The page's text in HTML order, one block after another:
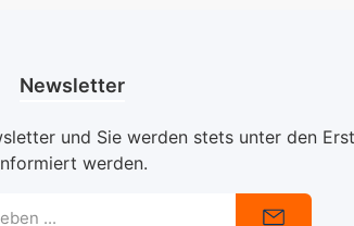
Newsletter
und Sie werden stets unter den
werden.